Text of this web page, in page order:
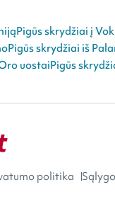
Pigūs skrydžiai į
Pigūs skrydžiai iš
uostaiPigūs
politika